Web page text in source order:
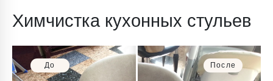
Химчистка кухонных стульев